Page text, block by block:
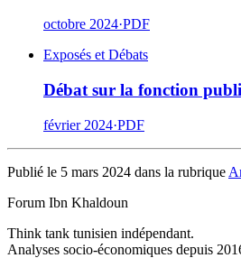
octobre 2024·PDF
Exposés et Débats
Débat sur la fonction
février 2024·PDF
Publié le 5 mars 2024 dans la rubrique
Forum Ibn Khaldoun
Think tank tunisien indépendant.
Analyses socio-économiques depuis